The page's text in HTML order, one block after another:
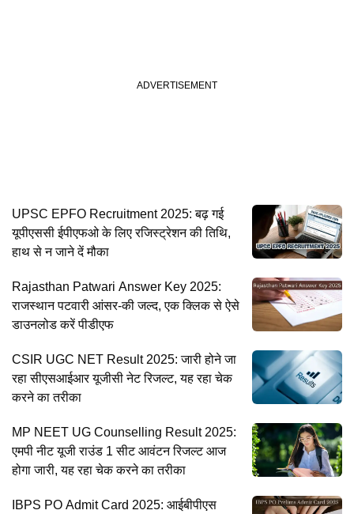
UPSC EPFO Recruitment 2025: बढ़ गई
यूपीएससी ईपीएफओ के लिए रजिस्ट्रेशन की तिथि,
हाथ से न जाने दें मौका
Rajasthan Patwari Answer Key 2025:
राजस्थान पटवारी आंसर-की जल्द, एक क्लिक से ऐसे
डाउनलोड करें पीडीएफ
CSIR UGC NET Result 2025: जारी होने जा
रहा सीएसआईआर यूजीसी नेट रिजल्ट, यह रहा चेक
करने का तरीका
MP NEET UG Counselling Result 2025:
एमपी नीट यूजी राउंड 1 सीट आवंटन रिजल्ट आज
होगा जारी, यह रहा चेक करने का तरीका
IBPS PO Admit Card 2025: आईबीपीएस